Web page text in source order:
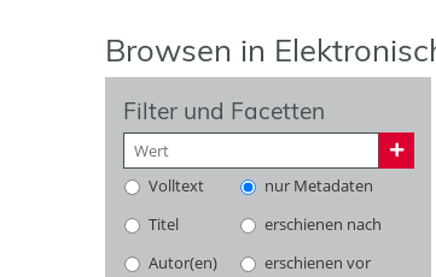
Browsen in
Filter und Facetten
Volltext
nur Metadaten
Titel
erschienen nach
Autor(en)
erschienen vor